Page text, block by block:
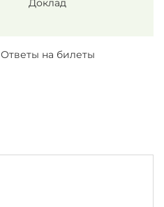
Доклад
Ответы на билеты